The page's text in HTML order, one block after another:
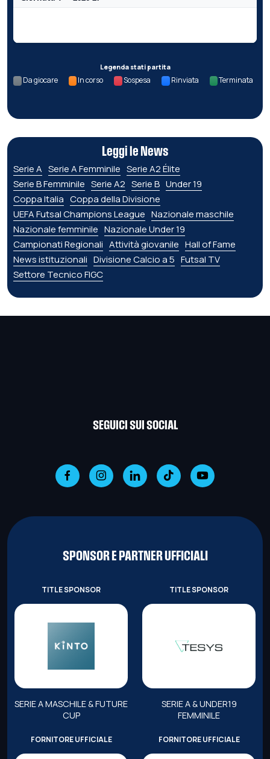
Legenda stati partita
Da giocare In corso Sospesa Rinviata Terminata
Leggi le News
Serie A Serie A Femminile Serie A2 Élite
Serie B Femminile Serie A2 Serie B Under 19
Coppa Italia Coppa della Divisione
UEFA Futsal Champions League Nazionale maschile
Nazionale femminile Nazionale Under 19
Campionati Regionali Attività giovanile Hall of Fame
News istituzionali Divisione Calcio a 5 Futsal TV
Settore Tecnico FIGC
SEGUICI SUI SOCIAL
SPONSOR E PARTNER UFFICIALI
TITLE SPONSOR
SERIE A MASCHILE & FUTURE
CUP
TITLE SPONSOR
SERIE A & UNDER19
FEMMINILE
FORNITORE UFFICIALE FORNITORE UFFICIALE